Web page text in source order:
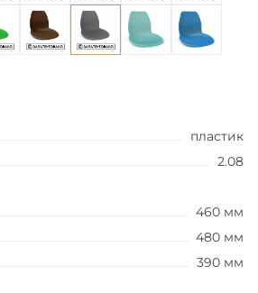
пластик
2.08
460 мм
480 мм
390 мм